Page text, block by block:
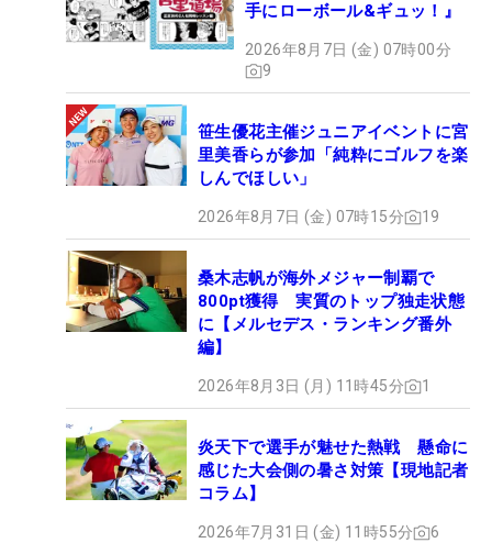
手にローボール&ギュッ！』
2026年8月7日 (金) 07時00分
9
笹生優花主催ジュニアイベントに宮
里美香らが参加「純粋にゴルフを楽
しんでほしい」
2026年8月7日 (金) 07時15分 19
桑木志帆が海外メジャー制覇で
800pt獲得 実質のトップ独走状態
に【メルセデス・ランキング番外
編】
2026年8月3日 (月) 11時45分 1
炎天下で選手が魅せた熱戦 懸命に
感じた大会側の暑さ対策【現地記者
コラム】
2026年7月31日 (金) 11時55分 6